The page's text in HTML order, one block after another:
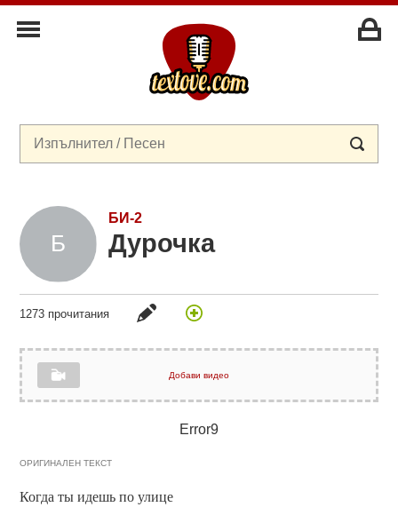
БИ-2
Дурочка
1273 прочитания
Добави видео
Error9
ОРИГИНАЛЕН ТЕКСТ
Когда ты идешь по улице